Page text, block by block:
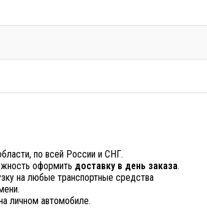
по всей России и СНГ.
оформить доставку в день заказа.
на любые транспортные средства
личном автомобиле.